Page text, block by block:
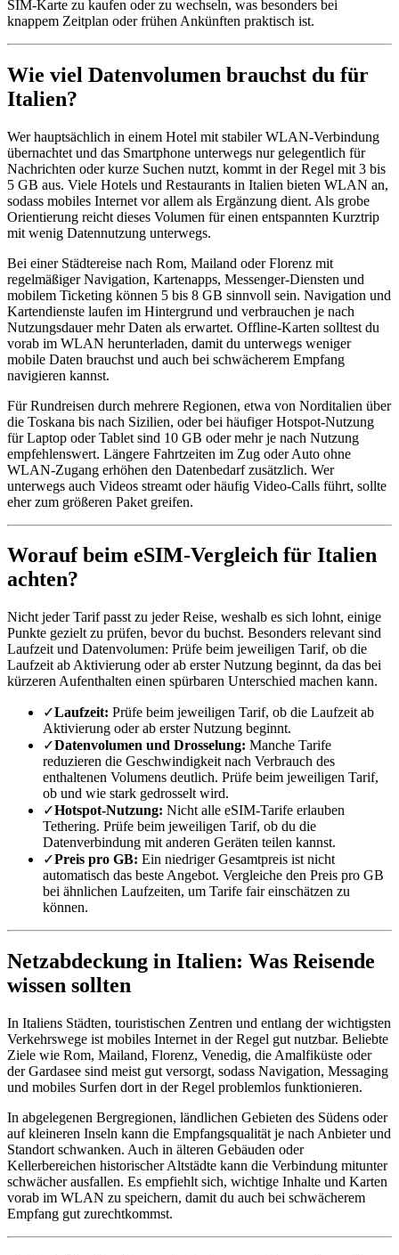
SIM-Karte zu kaufen oder zu wechseln, was besonders bei
knappem Zeitplan oder frühen Ankünften praktisch ist.
Wie viel Datenvolumen brauchst du für
Italien?
Wer hauptsächlich in einem Hotel mit stabiler WLAN-Verbindung
übernachtet und das Smartphone unterwegs nur gelegentlich für
Nachrichten oder kurze Suchen nutzt, kommt in der Regel mit 3 bis
5 GB aus. Viele Hotels und Restaurants in Italien bieten WLAN an,
sodass mobiles Internet vor allem als Ergänzung dient. Als grobe
Orientierung reicht dieses Volumen für einen entspannten Kurztrip
mit wenig Datennutzung unterwegs.
Bei einer Städtereise nach Rom, Mailand oder Florenz mit
regelmäßiger Navigation, Kartenapps, Messenger-Diensten und
mobilem Ticketing können 5 bis 8 GB sinnvoll sein. Navigation und
Kartendienste laufen im Hintergrund und verbrauchen je nach
Nutzungsdauer mehr Daten als erwartet. Offline-Karten solltest du
vorab im WLAN herunterladen, damit du unterwegs weniger
mobile Daten brauchst und auch bei schwächerem Empfang
navigieren kannst.
Für Rundreisen durch mehrere Regionen, etwa von Norditalien über
die Toskana bis nach Sizilien, oder bei häufiger Hotspot-Nutzung
für Laptop oder Tablet sind 10 GB oder mehr je nach Nutzung
empfehlenswert. Längere Fahrtzeiten im Zug oder Auto ohne
WLAN-Zugang erhöhen den Datenbedarf zusätzlich. Wer
unterwegs auch Videos streamt oder häufig Video-Calls führt, sollte
eher zum größeren Paket greifen.
Worauf beim eSIM-Vergleich für Italien
achten?
Nicht jeder Tarif passt zu jeder Reise, weshalb es sich lohnt, einige
Punkte gezielt zu prüfen, bevor du buchst. Besonders relevant sind
Laufzeit und Datenvolumen: Prüfe beim jeweiligen Tarif, ob die
Laufzeit ab Aktivierung oder ab erster Nutzung beginnt, da das bei
kürzeren Aufenthalten einen spürbaren Unterschied machen kann.
✓Laufzeit: Prüfe beim jeweiligen Tarif, ob die Laufzeit ab
Aktivierung oder ab erster Nutzung beginnt.
✓Datenvolumen und Drosselung: Manche Tarife
reduzieren die Geschwindigkeit nach Verbrauch des
enthaltenen Volumens deutlich. Prüfe beim jeweiligen Tarif,
ob und wie stark gedrosselt wird.
✓Hotspot-Nutzung: Nicht alle eSIM-Tarife erlauben
Tethering. Prüfe beim jeweiligen Tarif, ob du die
Datenverbindung mit anderen Geräten teilen kannst.
✓Preis pro GB: Ein niedriger Gesamtpreis ist nicht
automatisch das beste Angebot. Vergleiche den Preis pro GB
bei ähnlichen Laufzeiten, um Tarife fair einschätzen zu
können.
Netzabdeckung in Italien: Was Reisende
wissen sollten
In Italiens Städten, touristischen Zentren und entlang der wichtigsten
Verkehrswege ist mobiles Internet in der Regel gut nutzbar. Beliebte
Ziele wie Rom, Mailand, Florenz, Venedig, die Amalfiküste oder
der Gardasee sind meist gut versorgt, sodass Navigation, Messaging
und mobiles Surfen dort in der Regel problemlos funktionieren.
In abgelegenen Bergregionen, ländlichen Gebieten des Südens oder
auf kleineren Inseln kann die Empfangsqualität je nach Anbieter und
Standort schwanken. Auch in älteren Gebäuden oder
Kellerbereichen historischer Altstädte kann die Verbindung mitunter
schwächer ausfallen. Es empfiehlt sich, wichtige Inhalte und Karten
vorab im WLAN zu speichern, damit du auch bei schwächerem
Empfang gut zurechtkommst.